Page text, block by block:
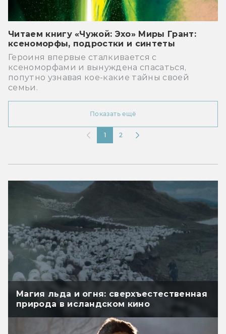
Читаем книгу «Чужой: Эхо» Миры Грант:
ксеноморфы, подростки и синтеты
Героиня впервые сталкивается с
ксеноморфами и вынуждена спасаться,
попутно узнавая кое-какие тайны своей
семьи.
Показать ещё
1 2
Магия льда и огня: сверхъестественная
природа в исландском кино